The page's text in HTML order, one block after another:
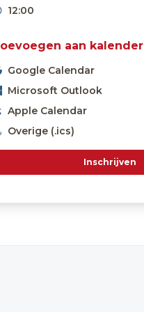
12:00
aan kalender
Google Calendar
Microsoft Outlook
Apple Calendar
Overige (.ics)
Inschrijven